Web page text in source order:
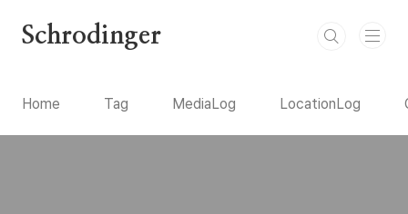
Schrodinger
Home Tag MediaLog LocationLog